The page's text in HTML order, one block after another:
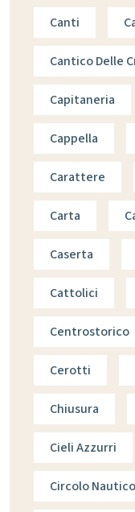
Canti
Cantico Delle
Capitaneria
Cappella
Carattere
Carta
Caserta
Cattolici
Centrostorico
Cerotti
Chiusura
Cieli Azzurri
Circolo Nautico